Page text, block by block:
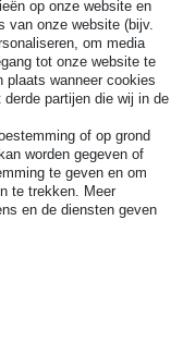
rights
article detail
op onze website en
van onze website (bijv.
om media
tot onze website te
plaats wanneer cookies
partijen die wij in de
of op grond
worden gegeven of
te geven en om
te trekken. Meer
en de diensten geven
Contact